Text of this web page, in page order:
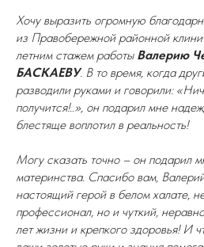
Хочу выразить огромную
из Правобережной районной
летним стажем работы Валерию
БАСКАЕВУ. В то время, когда
разводили руками и говорили:
получится!..», он подарил мне
блестяще воплотил в реальность!
Могу сказать точно – он подарил
материнства. Спасибо вам,
настоящий герой в белом халате,
профессионал, но и чуткий,
лет жизни и крепкого здоровья! И